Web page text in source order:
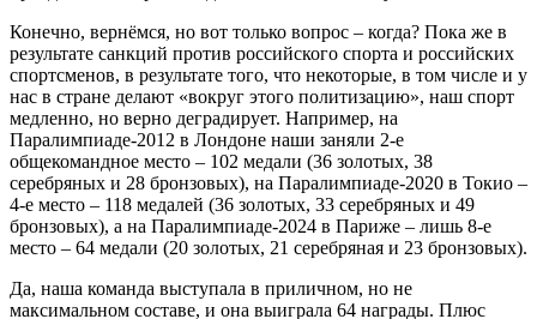
Конечно, вернёмся, но вот только вопрос – когда? Пока же в
результате санкций против российского спорта и российских
спортсменов, в результате того, что некоторые, в том числе и у
нас в стране делают «вокруг этого политизацию», наш спорт
медленно, но верно деградирует. Например, на
Паралимпиаде-2012 в Лондоне наши заняли 2-е
общекомандное место – 102 медали (36 золотых, 38
серебряных и 28 бронзовых), на Паралимпиаде-2020 в Токио –
4-е место – 118 медалей (36 золотых, 33 серебряных и 49
бронзовых), а на Паралимпиаде-2024 в Париже – лишь 8-е
место – 64 медали (20 золотых, 21 серебряная и 23 бронзовых).
Да, наша команда выступала в приличном, но не
максимальном составе, и она выиграла 64 награды. Плюс